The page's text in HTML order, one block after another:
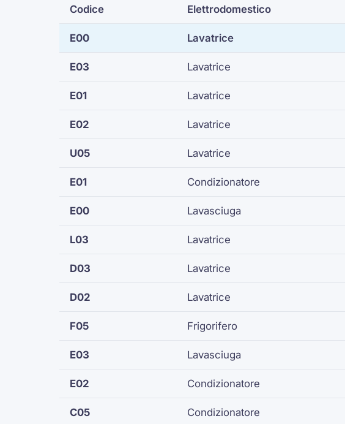
Codice Elettrodomestico
E00 Lavatrice
E03 Lavatrice
E01 Lavatrice
E02 Lavatrice
U05 Lavatrice
E01 Condizionatore
E00 Lavasciuga
L03 Lavatrice
D03 Lavatrice
D02 Lavatrice
F05 Frigorifero
E03 Lavasciuga
E02 Condizionatore
C05 Condizionatore